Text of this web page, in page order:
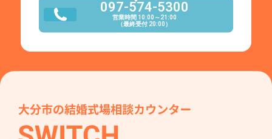
097-574-5300
営業時間 10:00～21:00
（最終受付 20:00）